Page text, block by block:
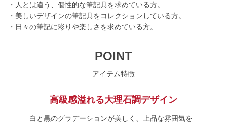
・人とは違う、個性的な筆記具を求めている方。
・美しいデザインの筆記具をコレクションしている方。
・日々の筆記に彩りや楽しさを求めている方。
POINT
アイテム特徴
高級感溢れる大理石調デザイン
白と黒のグラデーションが美しく、上品な雰囲気を